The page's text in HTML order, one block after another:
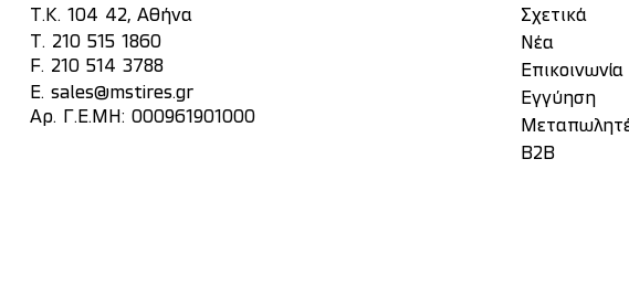
Τ.Κ. 104 42, Αθήνα
T. 210 515 1860
F. 210 514 3788
E. sales@mstires.gr
Αρ. Γ.Ε.ΜΗ: 000961901000
Σχετικά
Νέα
Επικοινωνία
Eγγύηση
Β2Β